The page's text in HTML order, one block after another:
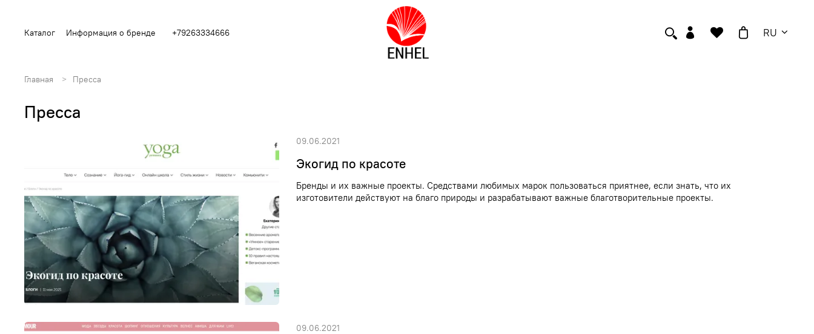
RU
Каталог Информация о бренде +79263334666
Главная Пресса
Пресса
Экогид по красоте
Бренды и их важные проекты. Средствами любимых марок пользоваться приятнее, если знать, что их
изготовители действуют на благо природы и разрабатывают важные благотворительные проекты.
09.06.2021
09.06.2021